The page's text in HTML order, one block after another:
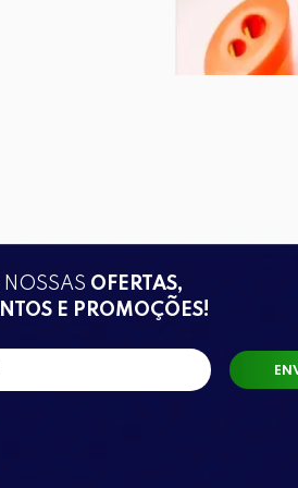
NOSSAS OFERTAS,
E PROMOÇÕES!